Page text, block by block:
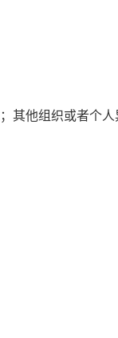
其他组织或者个